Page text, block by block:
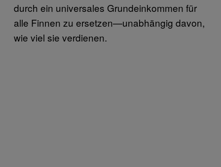
durch ein universales Grundeinkommen für
alle Finnen zu ersetzen—unabhängig davon,
wie viel sie verdienen.